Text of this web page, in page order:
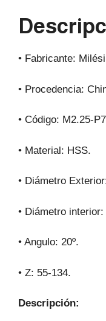
p
o
• Fabricante:
• Procedencia:
• Código: M2.25-
• Material: HSS.
• Diámetro
• Diámetro interior:
• Angulo: 20º.
• Z: 55-134.
Descripción: